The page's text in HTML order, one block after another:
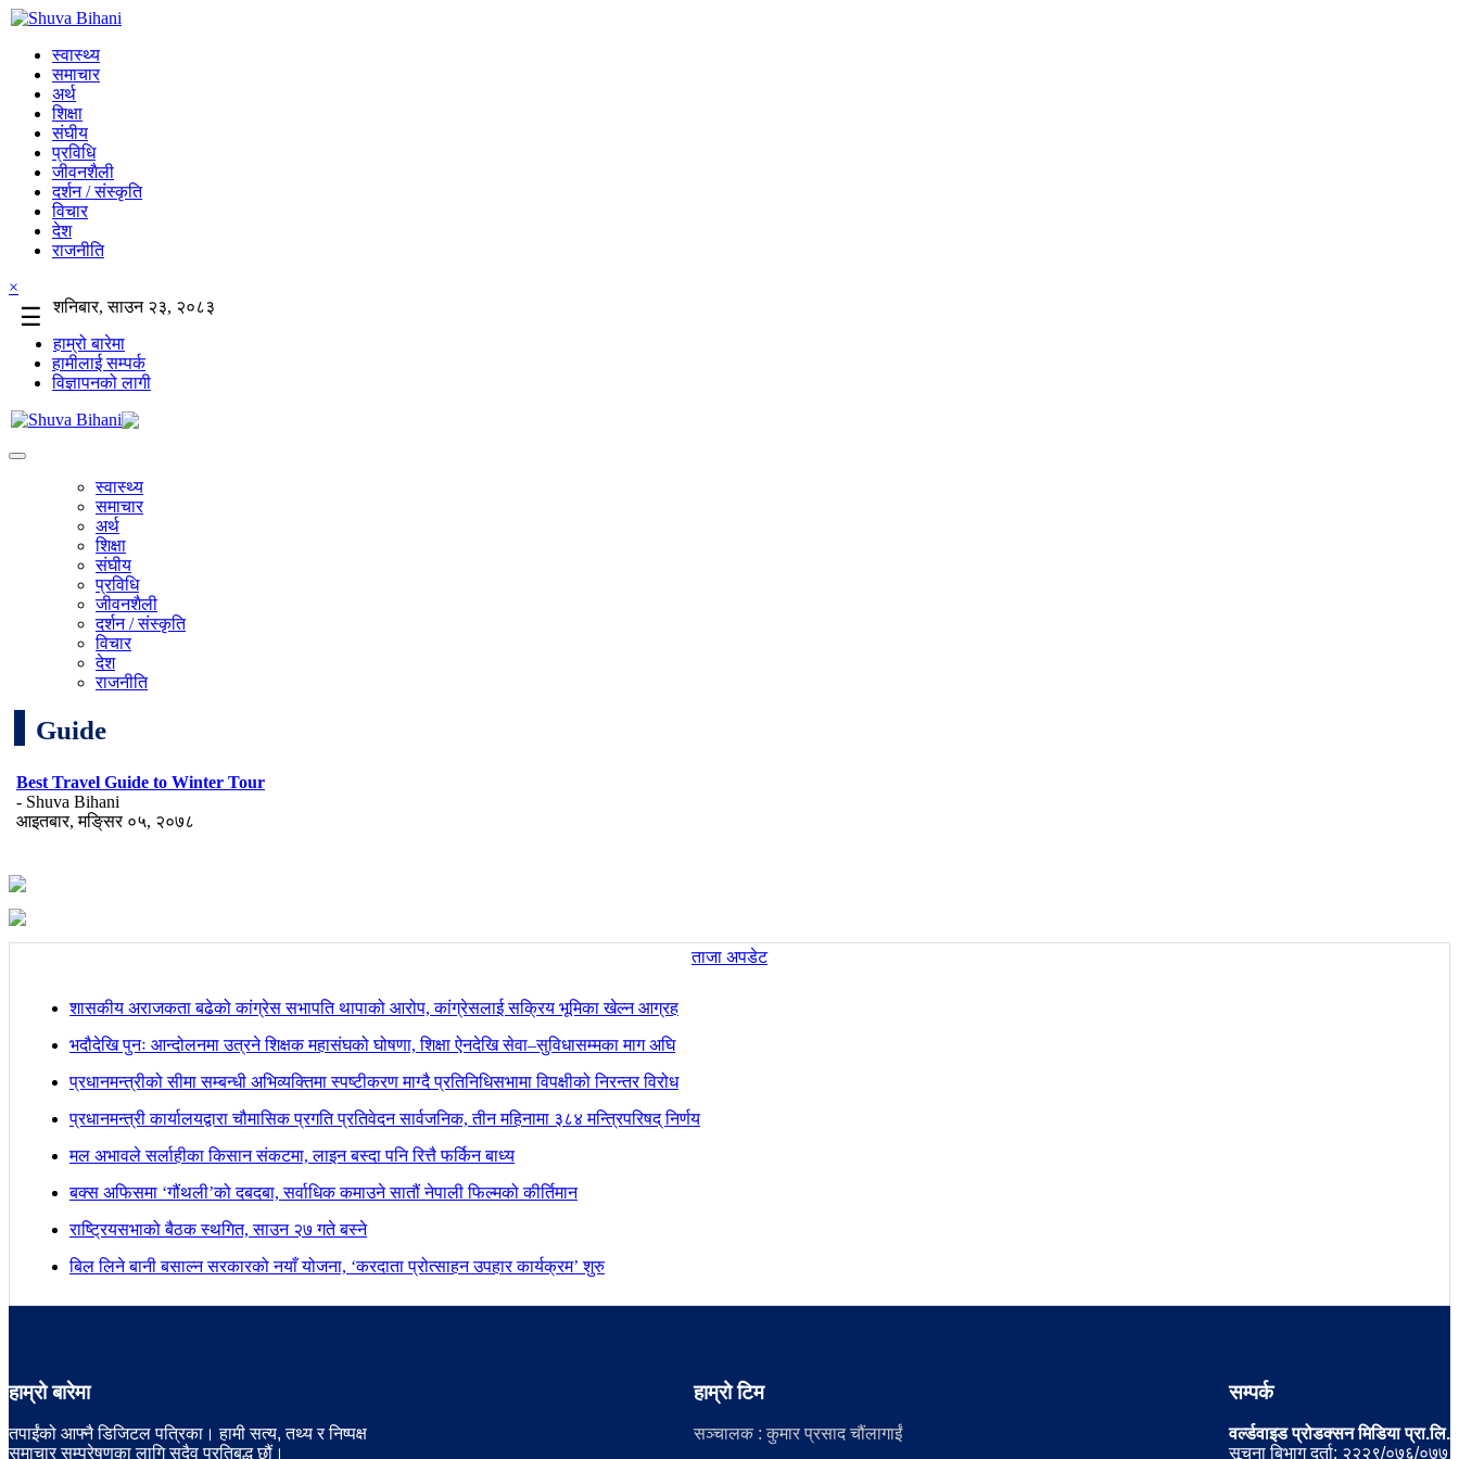
स्वास्थ्य
समाचार
अर्थ
शिक्षा
संघीय
प्रविधि
जीवनशैली
दर्शन / संस्कृति
विचार
देश
राजनीति
×
☰
शनिबार, साउन २३, २०८३
हाम्रो बारेमा
हामीलाई सम्पर्क
विज्ञापनको लागी
स्वास्थ्य
समाचार
अर्थ
शिक्षा
संघीय
प्रविधि
जीवनशैली
दर्शन / संस्कृति
विचार
देश
राजनीति
Guide
Best Travel Guide to Winter Tour
- Shuva Bihani
आइतबार, मङि्सर ०५, २०७८
ताजा अपडेट
शासकीय अराजकता बढेको कांग्रेस सभापति थापाको आरोप, कांग्रेसलाई सक्रिय भूमिका खेल्न आग्रह
भदौदेखि पुनः आन्दोलनमा उत्रने शिक्षक महासंघको घोषणा, शिक्षा ऐनदेखि सेवा–सुविधासम्मका माग अघि
प्रधानमन्त्रीको सीमा सम्बन्धी अभिव्यक्तिमा स्पष्टीकरण माग्दै प्रतिनिधिसभामा विपक्षीको निरन्तर विरोध
प्रधानमन्त्री कार्यालयद्वारा चौमासिक प्रगति प्रतिवेदन सार्वजनिक, तीन महिनामा ३८४ मन्त्रिपरिषद् निर्णय
मल अभावले सर्लाहीका किसान संकटमा, लाइन बस्दा पनि रित्तै फर्किन बाध्य
बक्स अफिसमा ‘गौंथली’को दबदबा, सर्वाधिक कमाउने सातौं नेपाली फिल्मको कीर्तिमान
राष्ट्रियसभाको बैठक स्थगित, साउन २७ गते बस्ने
बिल लिने बानी बसाल्न सरकारको नयाँ योजना, ‘करदाता प्रोत्साहन उपहार कार्यक्रम’ शुरु
हाम्रो बारेमा
तपाईंको आफ्नै डिजिटल पत्रिका। हामी सत्य, तथ्य र निष्पक्ष
समाचार सम्प्रेषणका लागि सदैव प्रतिबद्ध छौं।
हाम्रो टिम
सञ्चालक : कुमार प्रसाद चौंलागाईं
सम्पर्क
वर्ल्डवाइड प्रोडक्सन मिडिया प्रा.लि.
सूचना बिभाग दर्ता: २२२९/०७६/०७७